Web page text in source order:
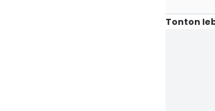
Tonton